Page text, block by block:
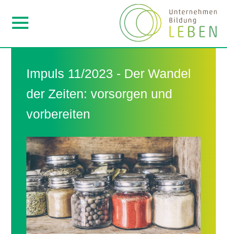
Impuls 11/2023 - Der Wandel
der Zeiten: vorsorgen und
vorbereiten